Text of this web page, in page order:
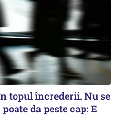
topul încrederii. Nu se
da peste cap: E